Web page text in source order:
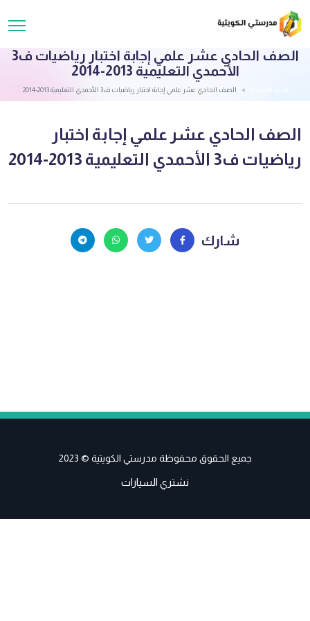
الصف الحادي عشر علمي إجابة اختبار رياضيات ف3
الأحمدي التعليمية 2013-2014
الصف الحادي عشر علمي إجابة اختبار رياضيات ف3 الأحمدي التعليمية 2013-2014
الصف الحادي عشر علمي إجابة اختبار
رياضيات ف3 الأحمدي التعليمية 2013-2014
شارك
جميع الحقوق محفوظة مدرستي الكويتية © 2023
نشتري السيارات